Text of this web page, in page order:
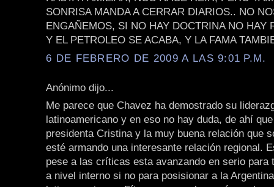
SONRISA MANDA A CERRAR DIARIOS.. NO
ENGAÑEMOS, SI NO HAY DOCTRINA NO HAY
Y EL PETROLEO SE ACABA, Y LA FAMA
6 DE FEBRERO DE 2009 A LAS 9:01 P.M.
Anónimo dijo...
Me parece que Chavez ha demostrado su
latinoamericano y en eso no hay duda, de ahí
presidenta Cristina y la muy buena relación que
esté armando una interesante relación regional.
pese a las críticas esta avanzando en serio para
a nivel interno si no para posisionar a la